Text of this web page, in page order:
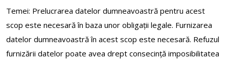
Temei: Prelucrarea datelor dumneavoastră pentru acest
scop este necesară în baza unor obligații legale. Furnizarea
datelor dumneavoastră în acest scop este necesară. Refuzul
furnizării datelor poate avea drept consecință imposibilitatea